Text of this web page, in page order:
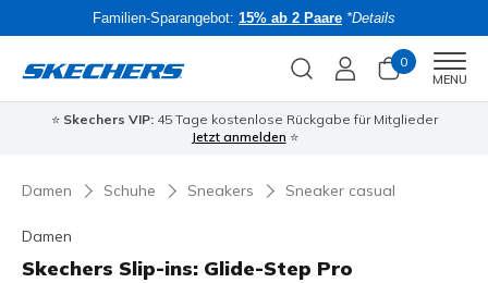
Familien-Sparangebot: 15% ab 2 Paare *Details
0
MENU
⭐ Skechers VIP:45 Tage kostenlose Rückgabe für Mitglieder
Jetzt anmelden ⭐
Damen Schuhe Sneakers Sneaker casual
Damen
Skechers Slip-ins: Glide-Step Pro